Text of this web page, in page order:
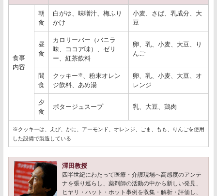
食事
内容
朝
食
白がゆ、味噌汁、梅ふり
かけ
小麦、さば、乳成分、大
豆
昼
食
カロリーバー（バニラ
味、ココア味）、ゼリ
ー、紅茶飲料
卵、乳、小麦、大豆、り
んご
間
食
クッキー※、粉末オレン
ジ飲料、あめ湯
卵、乳、小麦、大豆、オ
レンジ
夕
食
ポタージュスープ 乳、大豆、鶏肉
※クッキーは、えび、かに、アーモンド、オレンジ、ごま、もも、りんごを使用
した設備で製造している
澤田教授
四半世紀にわたって医療・介護現場へ高感度のアンテ
ナを張り巡らし、薬剤師の活動の中から新しい発見、
ヒヤリ・ハット・ホット事例を収集・解析・評価し、